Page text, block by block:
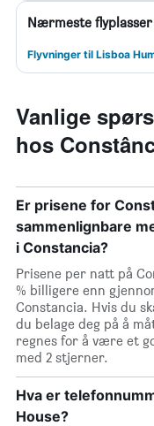
Nærmeste flyplasser
Flyvninger til Lisboa
Vanlige
hos
Er prisene for
sammenlignbare
i Constancia?
Prisene per natt på
% billigere enn
Constancia. Hvis du
du belage deg på å
regnes for å være et
med 2 stjerner.
Hva er
House?